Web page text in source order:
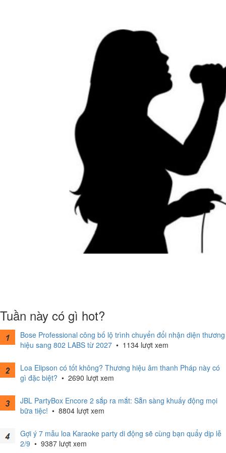
Tuần này có gì hot?
Bose Professional công bố lộ trình chuyển đổi nhận diện thương
hiệu sang 802 LABS từ 2027 • 1134 lượt xem
Loa Elipson có tốt không? Thương hiệu âm thanh Pháp này có
gì đặc biệt? • 2690 lượt xem
JBL PartyBox Encore 2 sắp ra mắt: Sẵn sàng khuấy động mọi
bữa tiệc! • 8804 lượt xem
Gợi ý 7 mẫu loa Karaoke party di động sẽ cùng bạn quẩy dịp lễ
2/9 • 9387 lượt xem